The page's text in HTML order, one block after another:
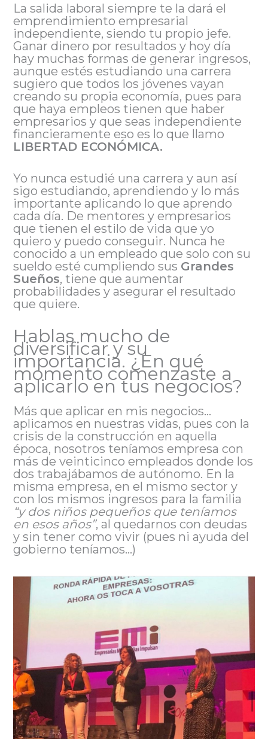
La salida laboral siempre te la dará el
emprendimiento empresarial
independiente, siendo tu propio jefe.
Ganar dinero por resultados y hoy día
hay muchas formas de generar ingresos,
aunque estés estudiando una carrera
sugiero que todos los jóvenes vayan
creando su propia economía, pues para
que haya empleos tienen que haber
empresarios y que seas independiente
financieramente eso es lo que llamo
LIBERTAD ECONÓMICA.
Yo nunca estudié una carrera y aun así
sigo estudiando, aprendiendo y lo más
importante aplicando lo que aprendo
cada día. De mentores y empresarios
que tienen el estilo de vida que yo
quiero y puedo conseguir. Nunca he
conocido a un empleado que solo con su
sueldo esté cumpliendo sus Grandes
Sueños, tiene que aumentar
probabilidades y asegurar el resultado
que quiere.
Hablas mucho de
diversificar y su
importancia. ¿En qué
momento comenzaste a
aplicarlo en tus negocios?
Más que aplicar en mis negocios…
aplicamos en nuestras vidas, pues con la
crisis de la construcción en aquella
época, nosotros teníamos empresa con
más de veinticinco empleados donde los
dos trabajábamos de autónomo. En la
misma empresa, en el mismo sector y
con los mismos ingresos para la familia
“y dos niños pequeños que teníamos
en esos años”, al quedarnos con deudas
y sin tener como vivir (pues ni ayuda del
gobierno teníamos…)